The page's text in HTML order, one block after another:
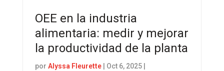
OEE en la industria
alimentaria: medir y mejorar
la productividad de la planta
por Alyssa Fleurette| Oct 6, 2025|